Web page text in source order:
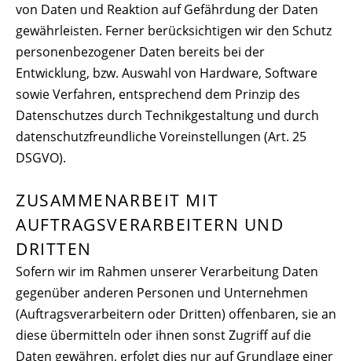
von Daten und Reaktion auf Gefährdung der Daten
gewährleisten. Ferner berücksichtigen wir den Schutz
personenbezogener Daten bereits bei der
Entwicklung, bzw. Auswahl von Hardware, Software
sowie Verfahren, entsprechend dem Prinzip des
Datenschutzes durch Technikgestaltung und durch
datenschutzfreundliche Voreinstellungen (Art. 25
DSGVO).
ZUSAMMENARBEIT MIT
AUFTRAGSVERARBEITERN UND
DRITTEN
Sofern wir im Rahmen unserer Verarbeitung Daten
gegenüber anderen Personen und Unternehmen
(Auftragsverarbeitern oder Dritten) offenbaren, sie an
diese übermitteln oder ihnen sonst Zugriff auf die
Daten gewähren, erfolgt dies nur auf Grundlage einer